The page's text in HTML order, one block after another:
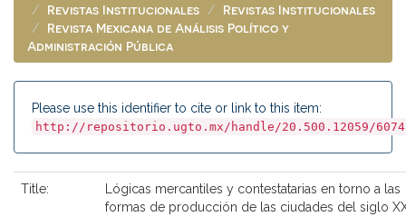
Revistas Institucionales
Revistas Institucionales
Revista Mexicana de Análisis Político y
Administración Pública
Please use this identifier to cite or link to this item:
http://repositorio.ugto.mx/handle/20.500.12059/6074
Title:
Lógicas mercantiles y contestatarias en torno a las
formas de producción de las ciudades del siglo